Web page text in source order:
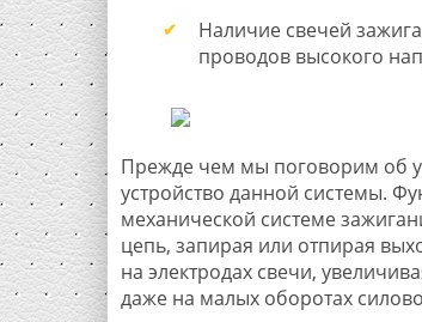
Наличие свечей
проводов высокого
Прежде чем мы поговорим об
устройство данной системы.
механической системе
цепь, запирая или отпирая
на электродах свечи,
даже на малых оборотах